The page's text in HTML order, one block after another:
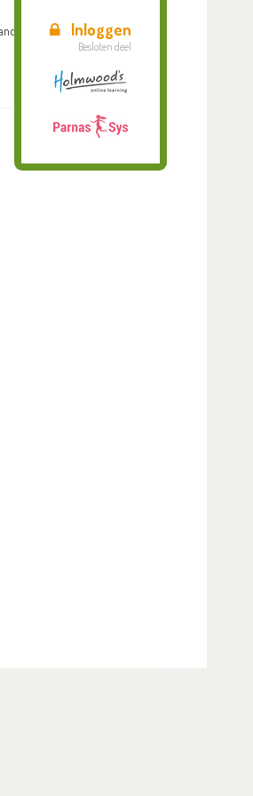
Inloggen
Besloten deel
gesloten.